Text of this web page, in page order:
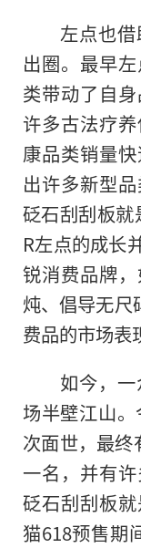
左点也
出圈。最早
类带动了自
许多古法疗
康品类销量
出许多新型
砭石刮刮板
R左点的成长
锐消费品牌
炖、倡导无尺
费品的市场表
如今，
场半壁江山
次面世，最
一名，并有
砭石刮刮板
猫618预售期